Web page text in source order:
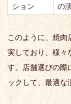
ション
の
このように、焼肉
実しており、様々
す。店舗選びの際
ックして、最適な